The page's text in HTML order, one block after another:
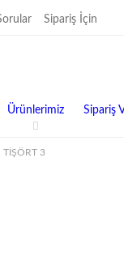
Sipariş İçin
Ürünlerimiz Sipariş
TİŞÖRT 3